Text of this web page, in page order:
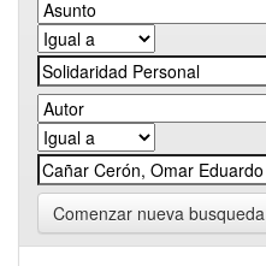
Comenzar nueva busqueda